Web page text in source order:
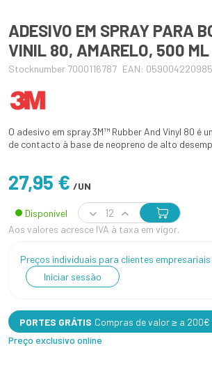
ADESIVO EM SPRAY PARA
VINIL 80, AMARELO, 500 ML
Stocknumber 7000116787 EAN:
O adesivo em spray 3M™ Rubber And Vinyl 80 é
de contacto à base de neopreno de alto
27,95 € /UN
Disponível
Aos valores acresce IVA à taxa em vigor.
Preços individuais para clientes
Iniciar sessão
PORTES GRÁTIS Compras de valor ≥ a 200€
Preço exclusivo online